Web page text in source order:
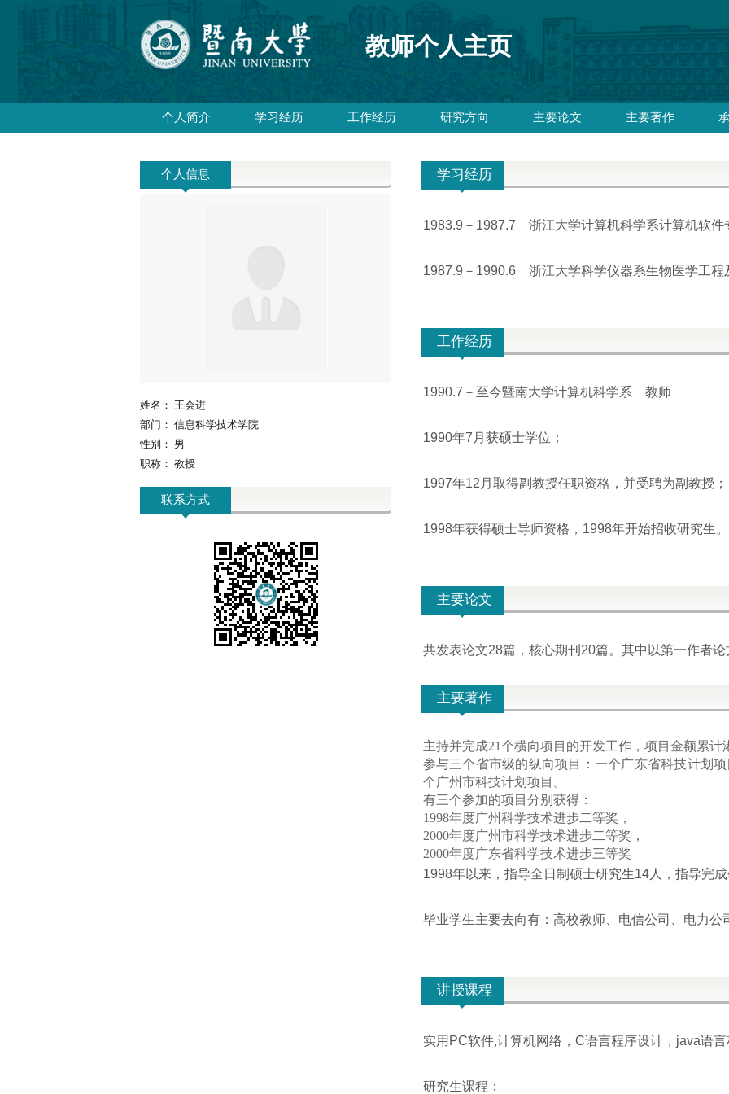
教师个人主页
个人简介 学习经历 工作经历 研究方向 主要论文 主要著作
个人信息
姓名： 王会进
部门： 信息科学技术学院
性别： 男
职称： 教授
联系方式
学习经历
1983.9－1987.7 浙江大学计算机科学系计算机软
1987.9－1990.6 浙江大学科学仪器系生物医学工
工作经历
1990.7－至今暨南大学计算机科学系 教师
1990年7月获硕士学位；
1997年12月取得副教授任职资格，并受聘为副教授；
1998年获得硕士导师资格，1998年开始招收研究生。
主要论文
共发表论文28篇，核心期刊20篇。其中以第一作者论
主要著作
主持并完成21个横向项目的开发工作，项目金额累计
参与三个省市级的纵向项目：一个广东省科技计划
个广州市科技计划项目。
有三个参加的项目分别获得：
1998年度广州科学技术进步二等奖，
2000年度广州市科学技术进步二等奖，
2000年度广东省科学技术进步三等奖
1998年以来，指导全日制硕士研究生14人，指导完
毕业学生主要去向有：高校教师、电信公司、电力公
讲授课程
实用PC软件,计算机网络，C语言程序设计，java语
研究生课程：